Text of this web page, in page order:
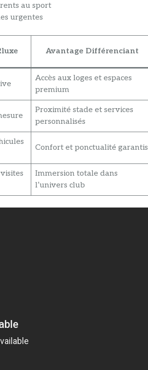
au sport
urgentes
Avantage Différenciant
Accès aux loges et espaces
premium
Proximité stade et services
personnalisés
Confort et ponctualité garantis
Immersion totale dans
l’univers club